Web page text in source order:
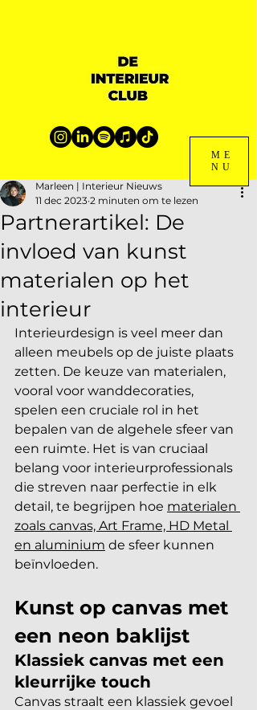
ME
NU
Partnerartikel: De
invloed van kunst
materialen op het
interieur
Marleen | Interieur Nieuws
11 dec 2023 2 minuten om te lezen
Interieurdesign is veel meer dan
alleen meubels op de juiste plaats
zetten. De keuze van materialen,
vooral voor wanddecoraties,
spelen een cruciale rol in het
bepalen van de algehele sfeer van
een ruimte. Het is van cruciaal
belang voor interieurprofessionals
die streven naar perfectie in elk
detail, te begrijpen hoe materialen
zoals canvas, Art Frame, HD Metal
en aluminium de sfeer kunnen
beïnvloeden.
Kunst op canvas met
een neon baklijst
Klassiek canvas met een
kleurrijke touch
Canvas straalt een klassiek gevoel